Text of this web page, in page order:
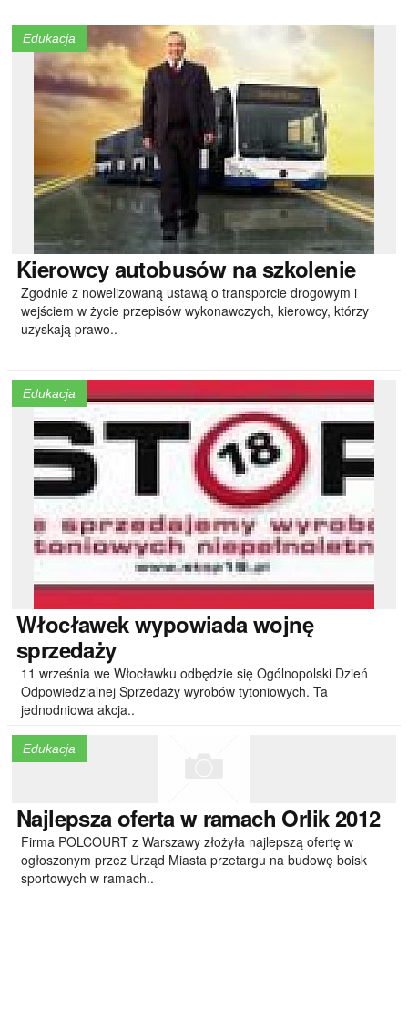
Edukacja
Kierowcyautobusów na szkolenie
Zgodnie z nowelizowaną ustawą o transporcie drogowym i
wejściem w życie przepisów wykonawczych, kierowcy, którzy
uzyskają prawo..
Edukacja
Włocławekwypowiada wojnę
sprzedaży
11 września we Włocławku odbędzie się Ogólnopolski Dzień
Odpowiedzialnej Sprzedaży wyrobów tytoniowych. Ta
jednodniowa akcja..
Edukacja
Najlepszaoferta w ramach Orlik 2012
Firma POLCOURT z Warszawy złożyła najlepszą ofertę w
ogłoszonym przez Urząd Miasta przetargu na budowę boisk
sportowych w ramach..